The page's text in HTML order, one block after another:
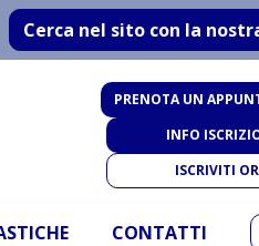
Cerca nel sito con la
PRENOTA UN
INFO
ISCRIVITI
CONTATTI